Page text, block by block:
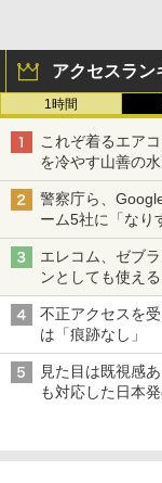
アクセスラン
1時間
これぞ着るエア
を冷やす山善の
ち・ざ・ろーど
警察庁ら、
ーム5社に「な
真や映像を使っ
エレコム、ゼブ
ンとしても使え
も、持ち替えず
不正アクセスを
は「痕跡なし」
見た目は既視感
も対応した日本